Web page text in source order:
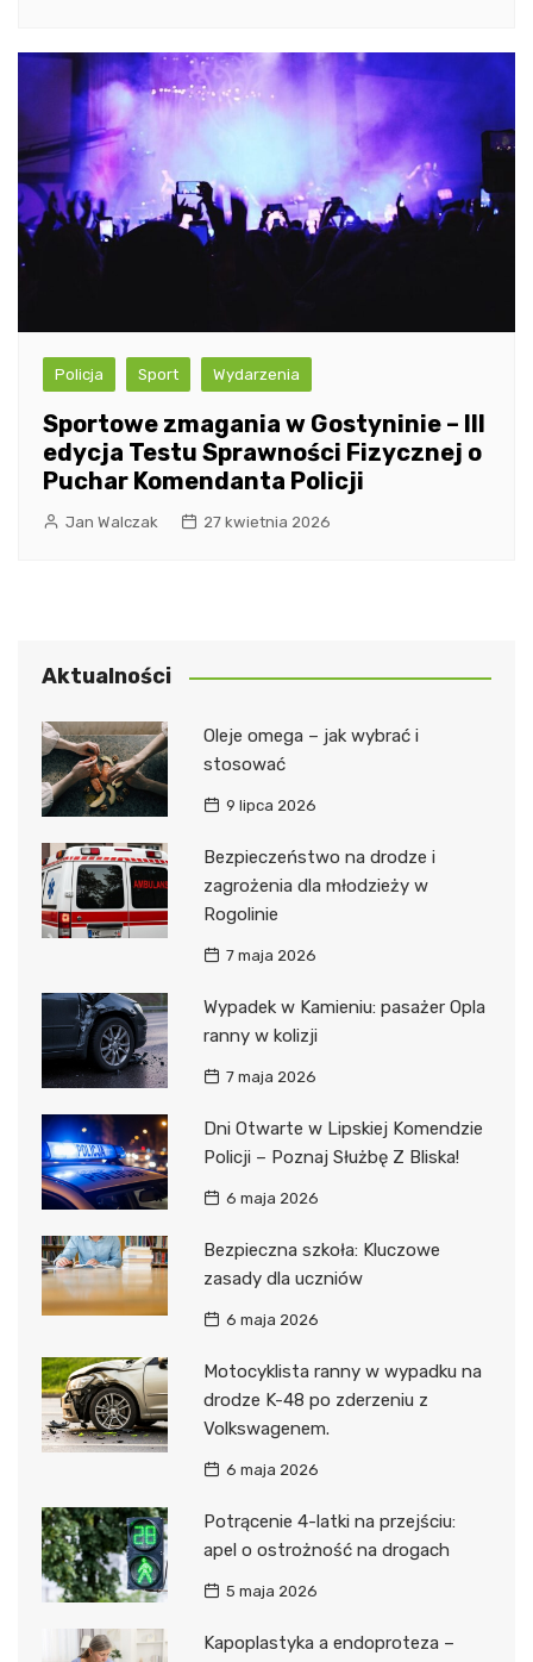
Policja Sport Wydarzenia
Sportowe zmagania w Gostyninie – III
edycja Testu Sprawności Fizycznej o
Puchar Komendanta Policji
Jan Walczak 27 kwietnia 2026
Aktualności
Oleje omega – jak wybrać i
stosować
9 lipca 2026
Bezpieczeństwo na drodze i
zagrożenia dla młodzieży w
Rogolinie
7 maja 2026
Wypadek w Kamieniu: pasażer Opla
ranny w kolizji
7 maja 2026
Dni Otwarte w Lipskiej Komendzie
Policji – Poznaj Służbę Z Bliska!
6 maja 2026
Bezpieczna szkoła: Kluczowe
zasady dla uczniów
6 maja 2026
Motocyklista ranny w wypadku na
drodze K-48 po zderzeniu z
Volkswagenem.
6 maja 2026
Potrącenie 4-latki na przejściu:
apel o ostrożność na drogach
5 maja 2026
Kapoplastyka a endoproteza –